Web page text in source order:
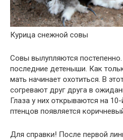
Курица снежной совы
Совы вылупляются
последние детеныши. Как
мать начинает охотиться. В
согревают друг друга в
Глаза у них открываются на
птенцов появляется
Для справки! После первой